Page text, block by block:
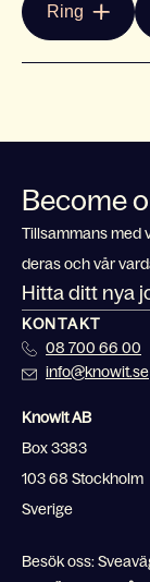
Ring
Become
Tillsammans med
deras och vår
Hitta ditt nya
KONTAKT
08 700 66 00
info@knowit.se
Knowit AB
Box 3383
103 68 Stockholm
Sverige
Besök oss: